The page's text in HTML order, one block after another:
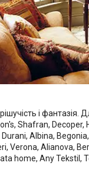
і
Shafran,
Albina,
Verona, Alianova,
home, Any Tekstil,